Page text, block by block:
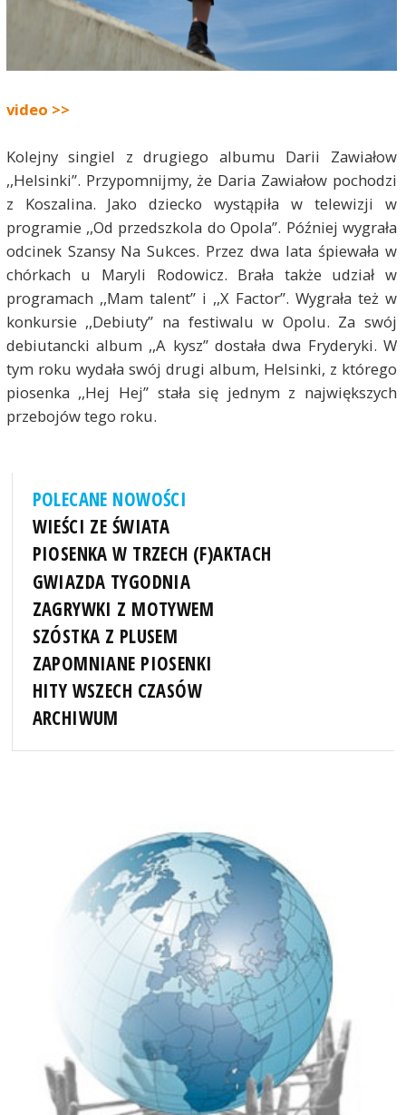
video >>
Kolejny singiel z drugiego albumu Darii Zawiałow
,,Helsinki”. Przypomnijmy, że Daria Zawiałow pochodzi
z Koszalina. Jako dziecko wystąpiła w telewizji w
programie ,,Od przedszkola do Opola”. Później wygrała
odcinek Szansy Na Sukces. Przez dwa lata śpiewała w
chórkach u Maryli Rodowicz. Brała także udział w
programach ,,Mam talent” i ,,X Factor”. Wygrała też w
konkursie ,,Debiuty” na festiwalu w Opolu. Za swój
debiutancki album ,,A kysz” dostała dwa Fryderyki. W
tym roku wydała swój drugi album, Helsinki, z którego
piosenka ,,Hej Hej” stała się jednym z największych
przebojów tego roku.
POLECANE NOWOŚCI
WIEŚCI ZE ŚWIATA
PIOSENKA W TRZECH (F)AKTACH
GWIAZDA TYGODNIA
ZAGRYWKI Z MOTYWEM
SZÓSTKA Z PLUSEM
ZAPOMNIANE PIOSENKI
HITY WSZECH CZASÓW
ARCHIWUM